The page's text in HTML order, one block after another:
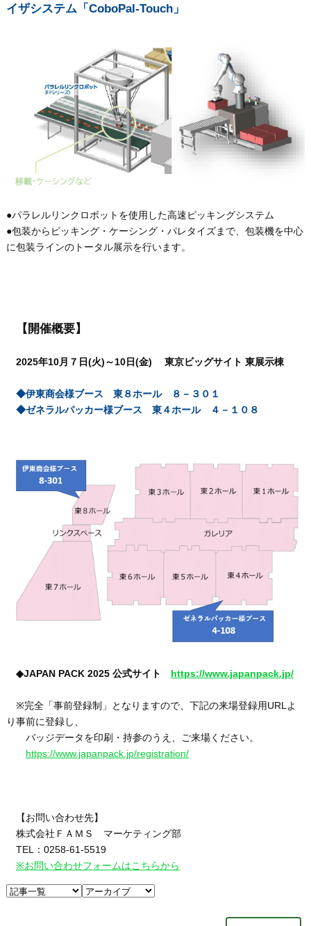
イザシステム「CoboPal-Touch」
●パラレルリンクロボットを使用した高速ピッキングシステム
●包装からピッキング・ケーシング・パレタイズまで、包装機を中心
に包装ラインのトータル展示を行います。
【開催概要】
2025年10月７日(火)～10日(金) 東京ビッグサイト 東展示棟
◆伊東商会様ブース 東８ホール ８－３０１
◆ゼネラルパッカー様ブース 東４ホール ４－１０８
◆JAPAN PACK 2025 公式サイト https://www.japanpack.jp/
※完全「事前登録制」となりますので、下記の来場登録用URLよ
り事前に登録し、
バッジデータを印刷・持参のうえ、ご来場ください。
https://www.japanpack.jp/registration/
【お問い合わせ先】
株式会社ＦＡＭＳ マーケティング部
TEL：0258-61-5519
※お問い合わせフォームはこちらから